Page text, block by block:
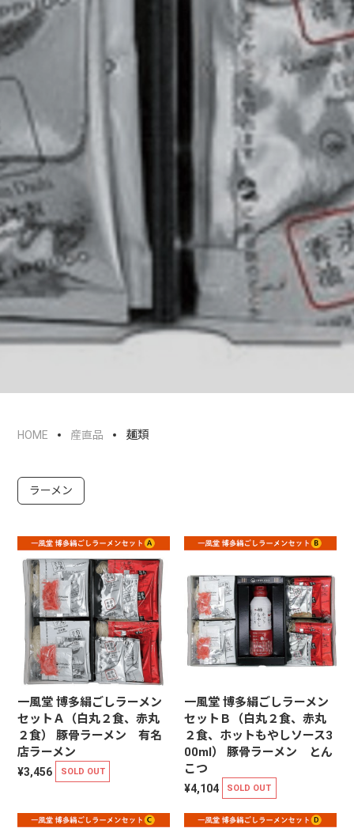
HOME 産直品 麺類
ラーメン
一風堂 博多絹ごしラーメン
セットＡ（白丸２食、赤丸
２食） 豚骨ラーメン 有名
店ラーメン
¥3,456 SOLD OUT
一風堂 博多絹ごしラーメン
セットＢ（白丸２食、赤丸
２食、ホットもやしソース3
00ml） 豚骨ラーメン とん
こつ
¥4,104 SOLD OUT